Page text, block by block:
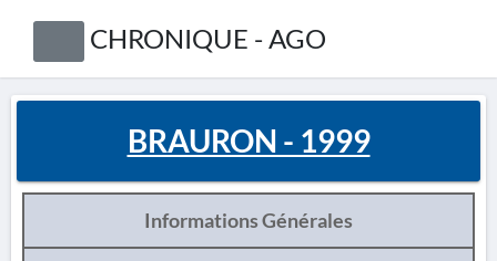
CHRONIQUE - AGO
BRAURON - 1999
Informations Générales